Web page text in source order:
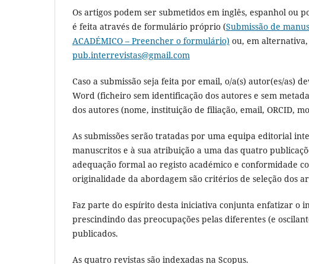
Os artigos podem ser submetidos em inglês, espanhol ou
é feita através de formulário próprio (Submissão de
ACADÉMICO – Preencher o formulário) ou, em
pub.interrevistas@gmail.com
Caso a submissão seja feita por email, o/a(s) autor(es/as)
Word (ficheiro sem identificação dos autores e sem
dos autores (nome, instituição de filiação, email, ORCID,
As submissões serão tratadas por uma equipa editorial
manuscritos e à sua atribuição a uma das quatro
adequação formal ao registo académico e conformidade
originalidade da abordagem são critérios de seleção dos
Faz parte do espírito desta iniciativa conjunta enfatizar o
prescindindo das preocupações pelas diferentes (e
publicados.
As quatro revistas são indexadas na Scopus.